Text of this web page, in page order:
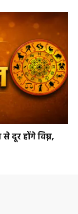
दूर होंगे विघ्न,